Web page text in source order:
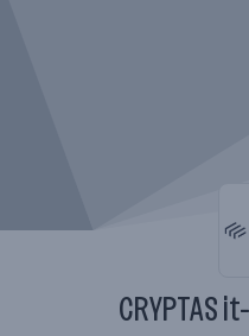
CRYPTAS